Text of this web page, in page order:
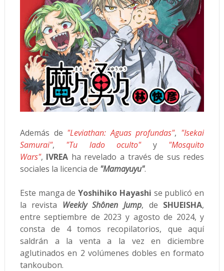
Además de "Leviathan: Aguas profundas", "Isekai
Samurai", "Tu lado oculto"y "Mosquito
Wars", IVREA ha revelado a través de sus redes
sociales la licencia de "Mamayuyu".
Este manga deYoshihiko Hayashi se publicó en
la revista Weekly Shônen Jump, de SHUEISHA,
entre septiembre de 2023 y agosto de 2024, y
consta de 4 tomos recopilatorios, que aquí
saldrán a la venta a la vez en diciembre
aglutinados en 2 volúmenes dobles en formato
tankoubon.